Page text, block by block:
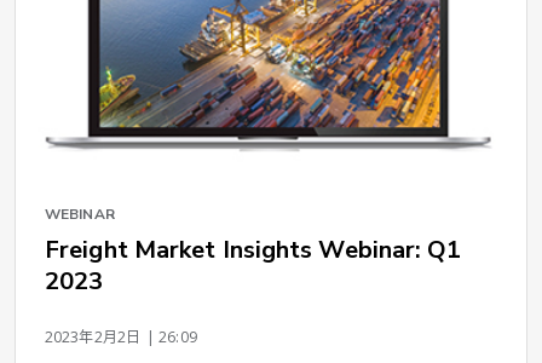
WEBINAR
Freight Market Insights Webinar: Q1
2023
2023年2月2日 | 26:09